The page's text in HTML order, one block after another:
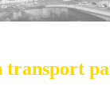
transport